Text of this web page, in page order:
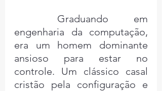
engenharia da computação,
era um homem dominante
ansioso para estar no
controle. Um clássico casal
cristão pela configuração e